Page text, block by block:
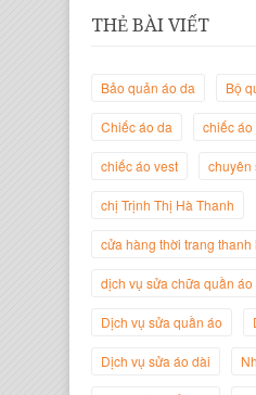
Trịnh Thị
Trang
THẺ BÀI VIẾT
Bảo quản áo da Bộ
Chiếc áo da chiếc áo
chiếc áo vest chuyên
chị Trịnh Thị Hà Thanh
cửa hàng thời trang thanh
dịch vụ sửa chữa quần áo
Dịch vụ sửa quần áo
Dịch vụ sửa áo dài